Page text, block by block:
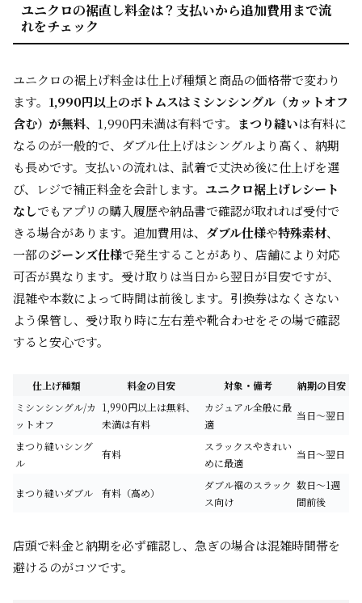
ユニクロの裾直し料金は？支払いから追加費用まで流
れをチェック
ユニクロの裾上げ料金は仕上げ種類と商品の価格帯で変わり
ます。 1,990円以上のボトムスはミシンシングル（カットオフ
含む）が無料、1,990円未満は有料です。 まつり縫いは有料に
なるのが一般的で、ダブル仕上げはシングルより高く、納期
も長めです。支払いの流れは、試着で丈決め後に仕上げを選
び、レジで補正料金を会計します。 ユニクロ裾上げレシート
なしでもアプリの購入履歴や納品書で確認が取れれば受付で
きる場合があります。追加費用は、 ダブル仕様や特殊素材、
一部のジーンズ仕様で発生することがあり、店舗により対応
可否が異なります。受け取りは当日から翌日が目安ですが、
混雑や本数によって時間は前後します。引換券はなくさない
よう保管し、受け取り時に左右差や靴合わせをその場で確認
すると安心です。
仕上げ種類 料金の目安 対象・備考
納期の目安
ミシンシングル/カ
ットオフ
1,990円以上は無料、
未満は有料
カジュアル全般に最
適
当日〜翌日
まつり縫いシング
ル
有料
スラックスやきれい
めに最適
当日〜翌日
まつり縫いダブル 有料（高め）
ダブル裾のスラック
ス向け
数日〜1週
間前後
店頭で料金と納期を必ず確認し、急ぎの場合は混雑時間帯を
避けるのがコツです。